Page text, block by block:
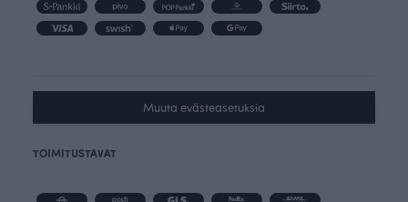
Muuta evästeasetuksia
TOIMITUSTAVAT